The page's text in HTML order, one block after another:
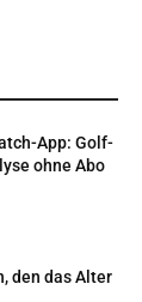
App: Golf-
ohne Abo
den das Alter